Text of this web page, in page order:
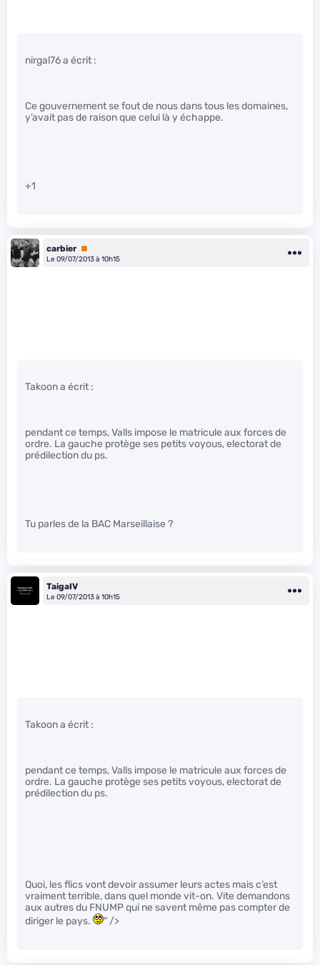
nirgal76 a écrit :
Ce gouvernement se fout de nous dans tous les domaines,
y’avait pas de raison que celui là y échappe.
+1
carbier Premium
Le 09/07/2013 à 10h15
Takoon a écrit :
pendant ce temps, Valls impose le matricule aux forces de
ordre. La gauche protège ses petits voyous, electorat de
prédilection du ps.
Tu parles de la BAC Marseillaise ?
TaigaIV
Le 09/07/2013 à 10h15
Takoon a écrit :
pendant ce temps, Valls impose le matricule aux forces de
ordre. La gauche protège ses petits voyous, electorat de
prédilection du ps.
Quoi, les flics vont devoir assumer leurs actes mais c’est
vraiment terrible, dans quel monde vit-on. Vite demandons
aux autres du FNUMP qui ne savent même pas compter de
diriger le pays.
" />